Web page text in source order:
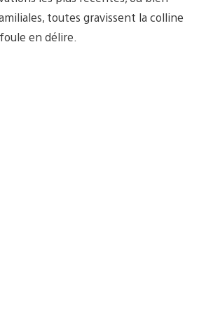
toutes gravissent la colline
en délire.